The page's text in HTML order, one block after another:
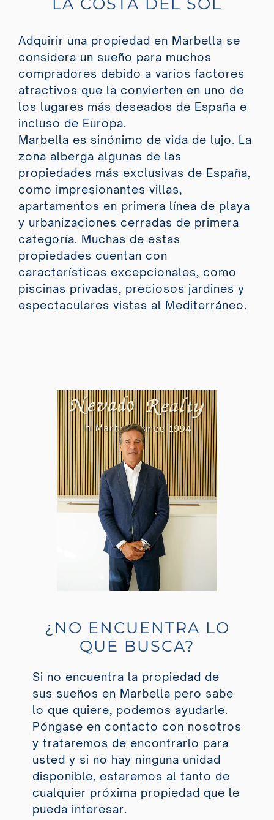
Adquirir una propiedad en Marbella se
considera un sueño para muchos
compradores debido a varios factores
atractivos que la convierten en uno de
los lugares más deseados de España e
incluso de Europa.
Marbella es sinónimo de vida de lujo. La
zona alberga algunas de las
propiedades más exclusivas de España,
como impresionantes villas,
apartamentos en primera línea de playa
y urbanizaciones cerradas de primera
categoría. Muchas de estas
propiedades cuentan con
características excepcionales, como
piscinas privadas, preciosos jardines y
espectaculares vistas al Mediterráneo.
¿NO ENCUENTRA LO
QUE BUSCA?
Si no encuentra la propiedad de
sus sueños en Marbella pero sabe
lo que quiere, podemos ayudarle.
Póngase en contacto con nosotros
y trataremos de encontrarlo para
usted y si no hay ninguna unidad
disponible, estaremos al tanto de
cualquier próxima propiedad que le
pueda interesar.